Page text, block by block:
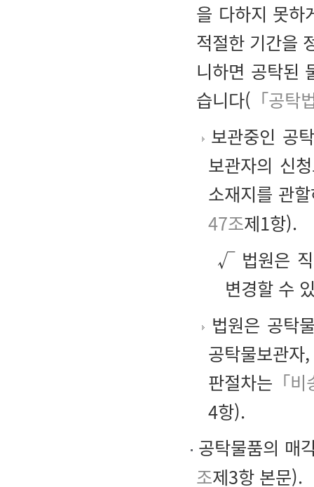
을 다하지 못하
적절한 기간을
니하면 공탁된
습니다( 「공탁
보관중인 공
보관자의 신
소재지를 관
47조제1항).
√ 법원은 직
변경할 수
법원은 공탁
공탁물보관
판절차는 「
4항).
공탁물품의 매
조제3항 본문).